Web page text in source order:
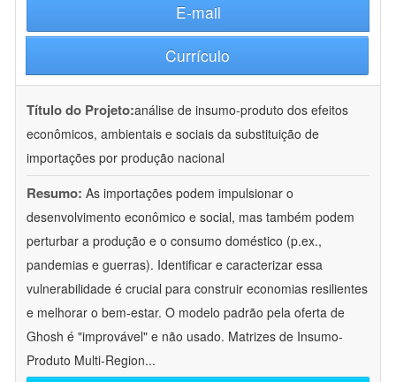
E-mail
Currículo
Título do Projeto:análise de insumo-produto dos efeitos
econômicos, ambientais e sociais da substituição de
importações por produção nacional
Resumo: As importações podem impulsionar o
desenvolvimento econômico e social, mas também podem
perturbar a produção e o consumo doméstico (p.ex.,
pandemias e guerras). Identificar e caracterizar essa
vulnerabilidade é crucial para construir economias resilientes
e melhorar o bem-estar. O modelo padrão pela oferta de
Ghosh é "improvável" e não usado. Matrizes de Insumo-
Produto Multi-Region...